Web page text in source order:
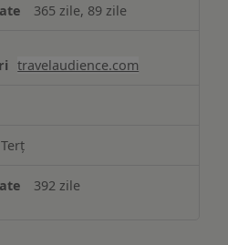
365 zile, 89 zile
travelaudience.com
Terț
392 zile